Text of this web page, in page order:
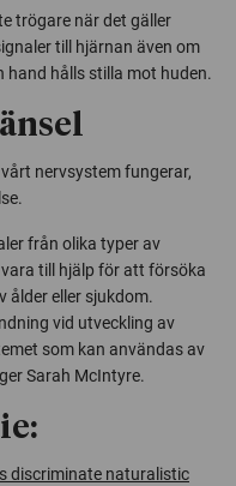
trögare när det gäller
till hjärnan även om
hand hålls stilla mot huden.
nervsystem fungerar,
från olika typer av
till hjälp för att försöka
ålder eller sjukdom.
vid utveckling av
som kan användas av
Sarah McIntyre.
discriminate naturalistic